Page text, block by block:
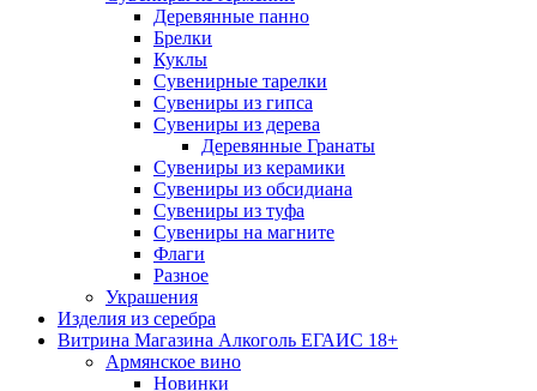
Деревянные панно
Брелки
Куклы
Сувенирные тарелки
Сувениры из гипса
Сувениры из дерева
Деревянные Гранаты
Сувениры из керамики
Сувениры из обсидиана
Сувениры из туфа
Сувениры на магните
Флаги
Разное
Украшения
Изделия из серебра
Витрина Магазина Алкоголь ЕГАИС 18+
Армянское вино
Новинки